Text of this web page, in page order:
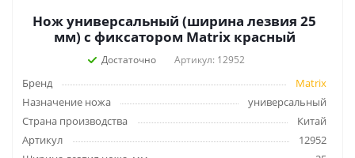
Нож универсальный (ширина лезвия 25
мм) с фиксатором Matrix красный
Достаточно Артикул: 12952
Бренд
Matrix
Назначение ножа
универсальный
Страна производства
Китай
Артикул
12952